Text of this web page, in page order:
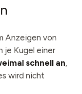
Anzeigen von
je Kugel einer
schnell an,
wird nicht